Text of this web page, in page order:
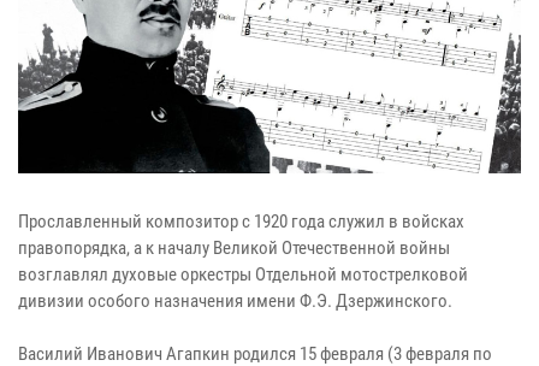
Прославленный композитор с 1920 года служил в войсках
правопорядка, а к началу Великой Отечественной войны
возглавлял духовые оркестры Отдельной мотострелковой
дивизии особого назначения имени Ф.Э. Дзержинского.
Василий Иванович Агапкин родился 15 февраля (3 февраля по